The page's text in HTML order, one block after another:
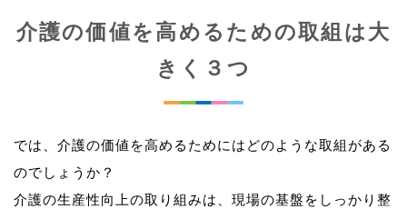
介護の価値を高めるための取組は大
きく３つ
では、介護の価値を高めるためにはどのような取組がある
のでしょうか？
介護の生産性向上の取り組みは、現場の基盤をしっかり整